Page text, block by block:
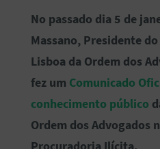
No passado dia 5 de
Massano, Presidente
Lisboa da Ordem dos
fez um Comunicado
conhecimento público
Ordem dos Advogados